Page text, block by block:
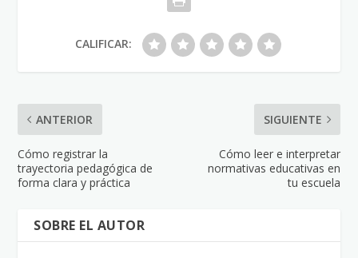
CALIFICAR:
ANTERIOR
Cómo registrar la
trayectoria pedagógica de
forma clara y práctica
SIGUIENTE
Cómo leer e interpretar
normativas educativas en
tu escuela
SOBRE EL AUTOR